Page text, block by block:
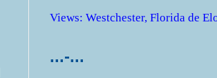
Views: Westchester, Florida de
...-...